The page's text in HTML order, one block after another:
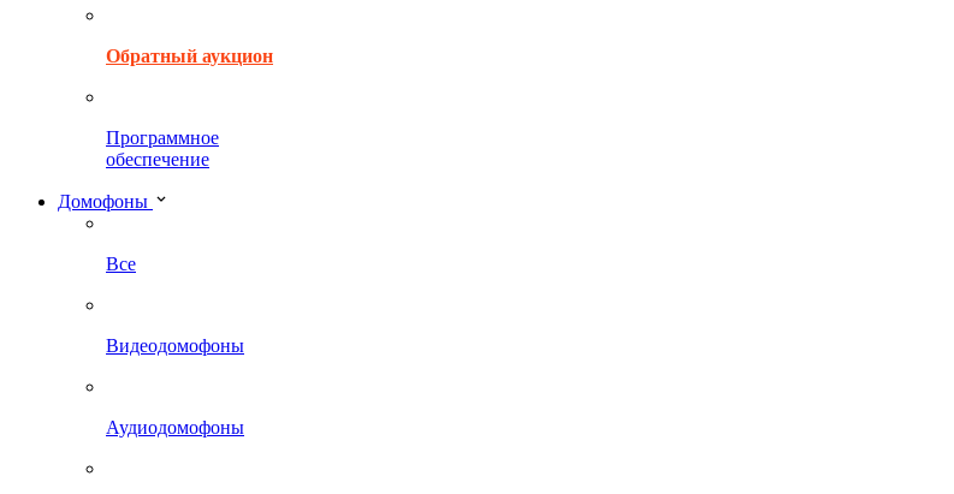
Обратный аукцион
Программное
обеспечение
Домофоны
Все
Видеодомофоны
Аудиодомофоны